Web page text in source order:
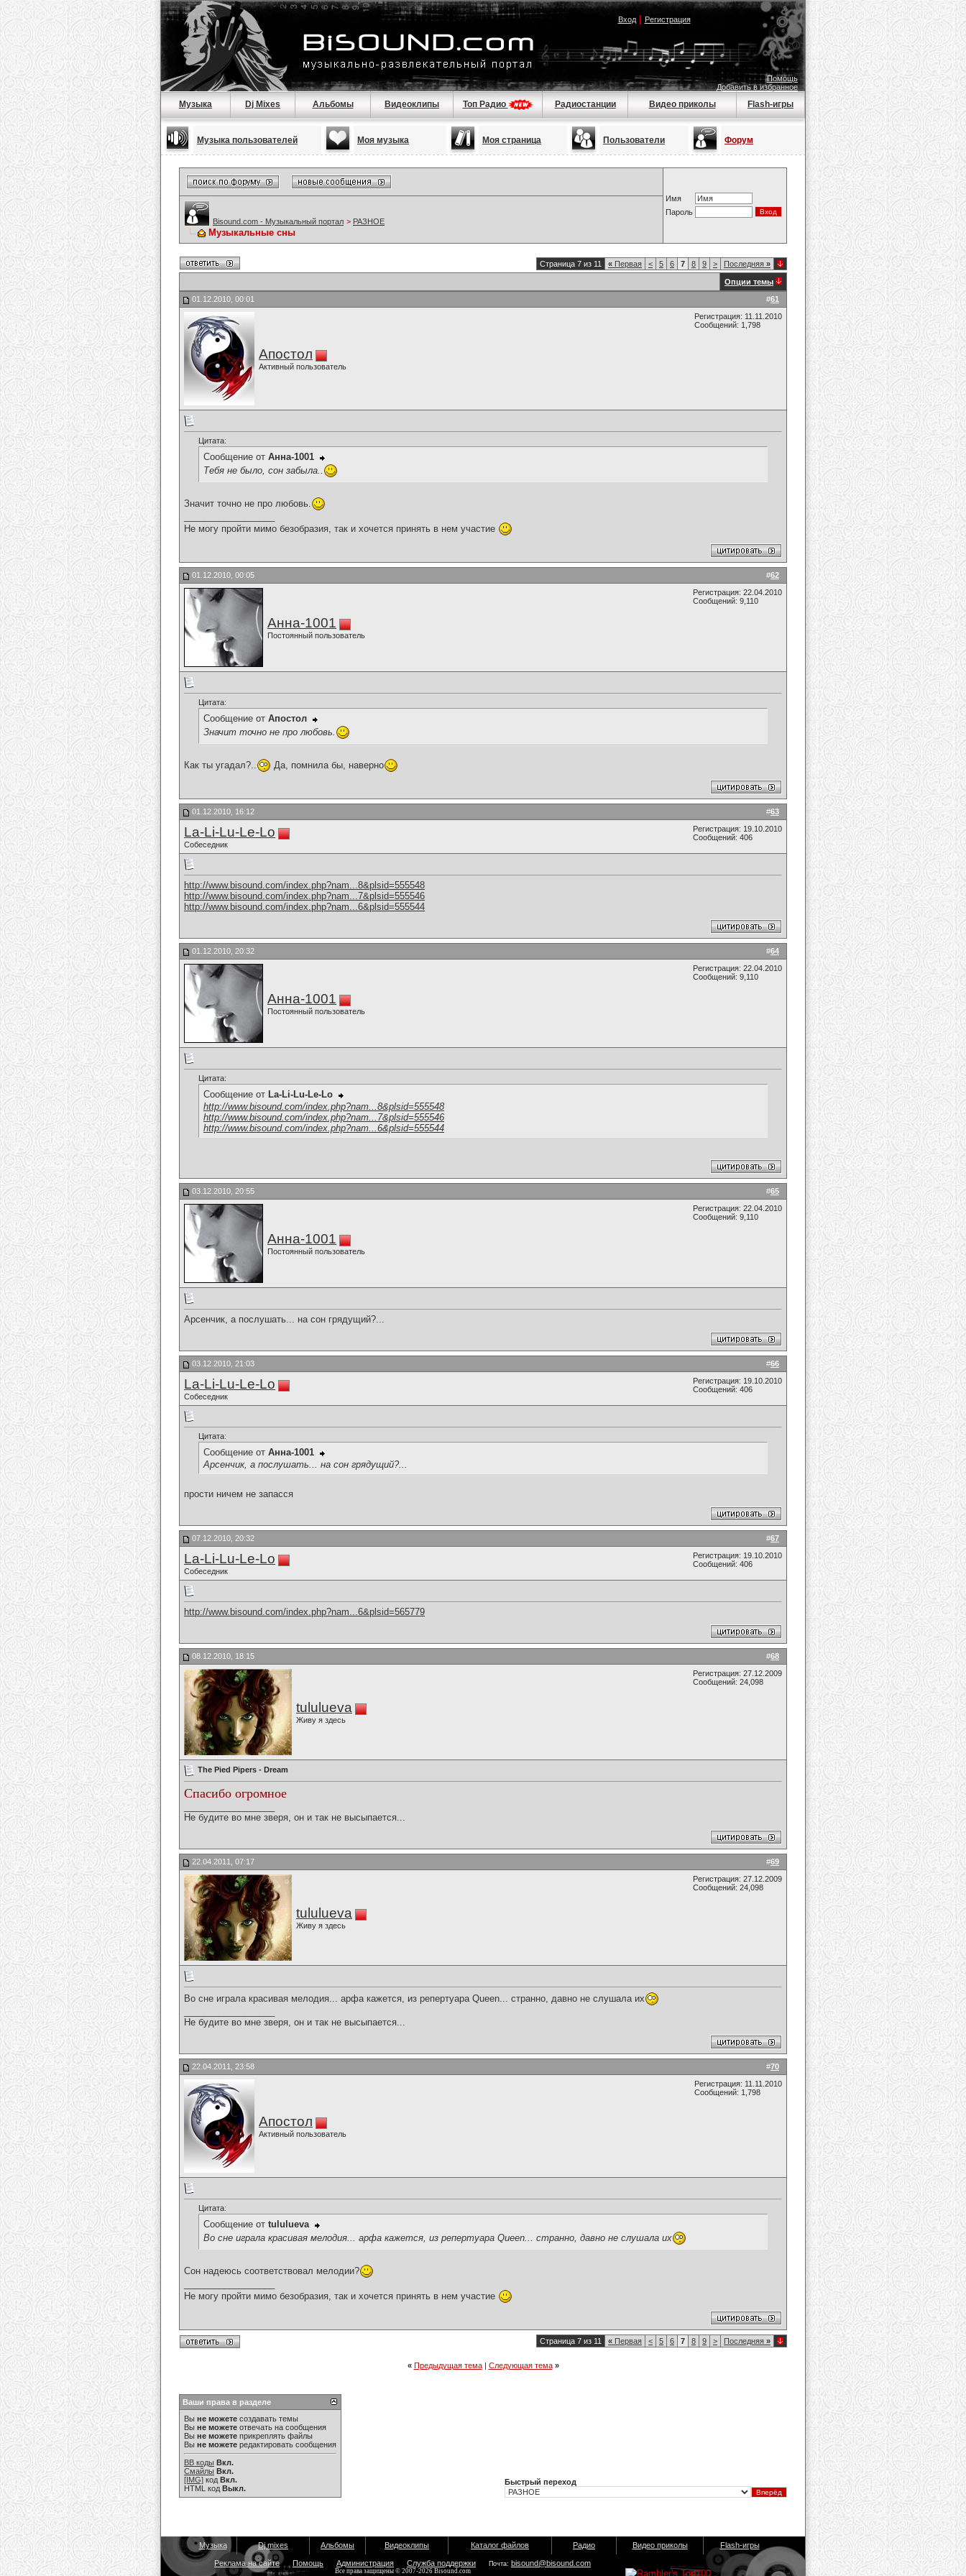
Вход| Регистрация
Помощь
Добавить в избранное
Музыка Dj Mixes Альбомы Видеоклипы Топ Радио Радиостанции Видео приколы Flash-игры
Музыка пользователей Моя музыка Моя страница Пользователи Форум
Имя
Пароль
Bisound.com - Музыкальный портал > РАЗНОЕ
Музыкальные сны
Страница 7 из 11 « Первая < 5 6 7 8 9 > Последняя »
Опции темы
#61
01.12.2010, 00:01
Апостол
Активный пользователь
Регистрация: 11.11.2010
Сообщений: 1,798
Цитата:
Сообщение от Анна-1001
Тебя не было, сон забыла..
Значит точно не про любовь.
Не могу пройти мимо безобразия, так и хочется принять в нем участие
#62
01.12.2010, 00:05
Анна-1001
Постоянный пользователь
Регистрация: 22.04.2010
Сообщений: 9,110
Цитата:
Сообщение от Апостол
Значит точно не про любовь.
Как ты угадал?.. Да, помнила бы, наверно
#63
01.12.2010, 16:12
La-Li-Lu-Le-Lo
Собеседник
Регистрация: 19.10.2010
Сообщений: 406
http://www.bisound.com/index.php?nam...8&plsid=555548
http://www.bisound.com/index.php?nam...7&plsid=555546
http://www.bisound.com/index.php?nam...6&plsid=555544
#64
01.12.2010, 20:32
Анна-1001
Постоянный пользователь
Регистрация: 22.04.2010
Сообщений: 9,110
Цитата:
Сообщение от La-Li-Lu-Le-Lo
http://www.bisound.com/index.php?nam...8&plsid=555548
http://www.bisound.com/index.php?nam...7&plsid=555546
http://www.bisound.com/index.php?nam...6&plsid=555544
#65
03.12.2010, 20:55
Анна-1001
Постоянный пользователь
Регистрация: 22.04.2010
Сообщений: 9,110
Арсенчик, а послушать... на сон грядущий?...
#66
03.12.2010, 21:03
La-Li-Lu-Le-Lo
Собеседник
Регистрация: 19.10.2010
Сообщений: 406
Цитата:
Сообщение от Анна-1001
Арсенчик, а послушать... на сон грядущий?...
прости ничем не запасся
#67
07.12.2010, 20:32
La-Li-Lu-Le-Lo
Собеседник
Регистрация: 19.10.2010
Сообщений: 406
http://www.bisound.com/index.php?nam...6&plsid=565779
#68
08.12.2010, 18:15
tululueva
Живу я здесь
Регистрация: 27.12.2009
Сообщений: 24,098
The Pied Pipers - Dream
Спасибо огромное
Не будите во мне зверя, он и так не высыпается...
#69
22.04.2011, 07:17
tululueva
Живу я здесь
Регистрация: 27.12.2009
Сообщений: 24,098
Во сне играла красивая мелодия... арфа кажется, из репертуара Queen... странно, давно не слушала их
Не будите во мне зверя, он и так не высыпается...
#70
22.04.2011, 23:58
Апостол
Активный пользователь
Регистрация: 11.11.2010
Сообщений: 1,798
Цитата:
Сообщение от tululueva
Во сне играла красивая мелодия... арфа кажется, из репертуара Queen... странно, давно не слушала их
Сон надеюсь соответствовал мелодии?
Не могу пройти мимо безобразия, так и хочется принять в нем участие
Страница 7 из 11 « Первая < 5 6 7 8 9 > Последняя »
« Предыдущая тема| Следующая тема »
Ваши права в разделе
Вы не можете создавать темы
Вы не можете отвечать на сообщения
Вы не можете прикреплять файлы
Вы не можете редактировать сообщения
BB коды Вкл.
Смайлы Вкл.
[IMG] код Вкл.
HTML код Выкл.
Быстрый переход
Музыка Dj mixes Альбомы Видеоклипы Каталог файлов Радио Видео приколы Flash-игры
Реклама на сайте Помощь Администрация Служба поддержки Почта: bisound@bisound.com
Все права защищены © 2007-2026 Bisound.com